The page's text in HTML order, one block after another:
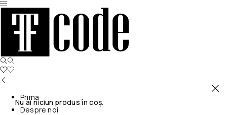
Nu ai niciun produs în coș.
Prima
Despre noi